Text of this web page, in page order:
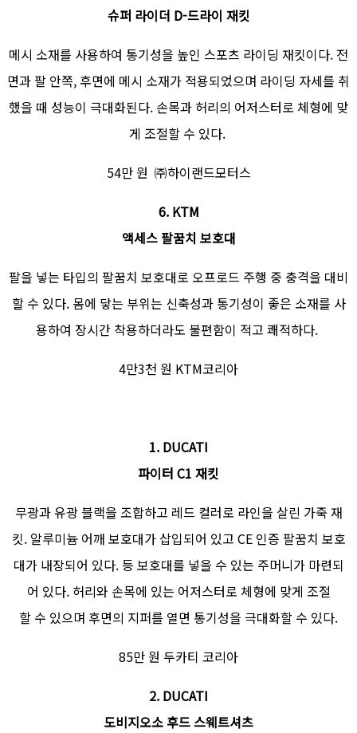
슈퍼 라이더 D-드라이 재킷
메시 소재를 사용하여 통기성을 높인 스포츠 라이딩 재킷이다. 전
면과 팔 안쪽, 후면에 메시 소재가 적용되었으며 라이딩 자세를 취
했을 때 성능이 극대화된다. 손목과 허리의 어저스터로 체형에 맞
게 조절할 수 있다.
54만 원 ㈜하이랜드모터스
6. KTM
액세스 팔꿈치 보호대
팔을 넣는 타입의 팔꿈치 보호대로 오프로드 주행 중 충격을 대비
할 수 있다. 몸에 닿는 부위는 신축성과 통기성이 좋은 소재를 사
용하여 장시간 착용하더라도 불편함이 적고 쾌적하다.
4만3천 원 KTM코리아
1. DUCATI
파이터 C1 재킷
무광과 유광 블랙을 조합하고 레드 컬러로 라인을 살린 가죽 재
킷. 알루미늄 어깨 보호대가 삽입되어 있고 CE 인증 팔꿈치 보호
대가 내장되어 있다. 등 보호대를 넣을 수 있는 주머니가 마련되
어 있다. 허리와 손목에 있는 어저스터로 체형에 맞게 조절
할 수 있으며 후면의 지퍼를 열면 통기성을 극대화할 수 있다.
85만 원 두카티 코리아
2. DUCATI
도비지오소 후드 스웨트셔츠